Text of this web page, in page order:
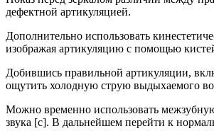
дефектной артикуляцией.
Дополнительно использовать
изображая артикуляцию с помощью
Добившись правильной артикуляции,
ощутить холодную струю выдыхаемого
Можно временно использовать
звука [с]. В дальнейшем перейти к